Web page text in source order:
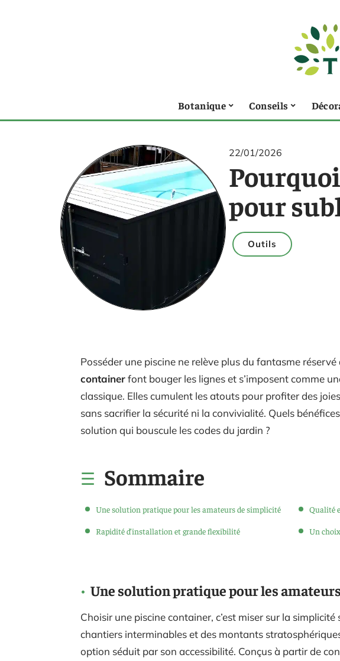
Botanique Conseils
22/01/2026
pour
Outils
Posséder une piscine ne relève plus du fantasme
containerfont bouger les lignes et s’imposent comme
classique. Elles cumulent les atouts pour profiter des
sans sacrifier la sécurité ni la convivialité. Quels
solution qui bouscule les codes du jardin ?
Sommaire
Une solution pratique pour les amateurs de simplicité
Rapidité d’installation et grande flexibilité
Qualité
Un
Une solution pratique pour les
Choisir une piscine container, c’est miser sur la
chantiers interminables et des montants
option séduit par son accessibilité. Conçus à partir de